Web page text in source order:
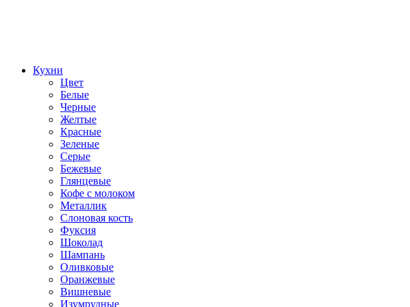
Кухни
Цвет
Белые
Черные
Желтые
Красные
Зеленые
Серые
Бежевые
Глянцевые
Кофе с молоком
Металлик
Слоновая кость
Фуксия
Шоколад
Шампань
Оливковые
Оранжевые
Вишневые
Изумрудные